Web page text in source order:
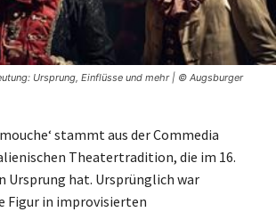
Ursprung, Einflüsse und mehr | © Augsburger
stammt aus der Commedia
Theatertradition, die im 16.
Ursprung hat. Ursprünglich war
Figur in improvisierten